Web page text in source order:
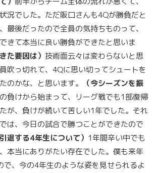
況でした。ただ阪口さんも4Qが勝負だと
最後だったので全員の気持ちものって、
きて本当に良い勝負ができたと思いま
た要因は） 技術面云々は変わらないと思
吹っ切れて、4Qに思い切ってシュートを
のかな、と思います。
（今シーズンを振
負けから始まって、リーグ戦でも1部復帰
が、負けが続いて苦しい1年でした。それ
は、今日の試合で勝つことができたので
引退する4年生について） 1年間辛い中でも
本当にありがたい存在でした。僕も来年
で、今の4年生のような姿を見せられるよ